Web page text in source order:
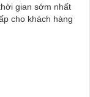
gian sớm nhất
cho khách hàng